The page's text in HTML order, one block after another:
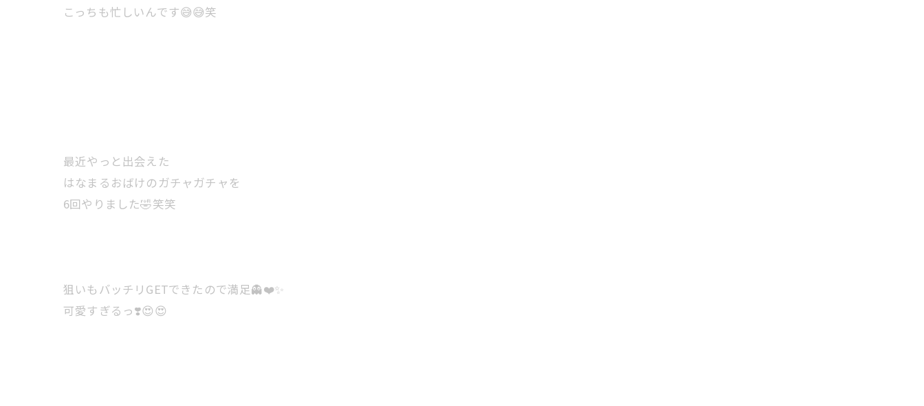
こっちも忙しいんです😅😅笑
最近やっと出会えた
はなまるおばけのガチャガチャを
6回やりました🤣笑笑
狙いもバッチリGETできたので満足👻❤️✨
可愛すぎるっ❣️😍😍